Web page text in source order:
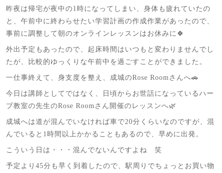
昨夜は帰宅が夜中の1時になってしまい、身体も疲れていたの
と、午前中に終わらせたい学習計画の作成作業があったので、
事前に調整して朝のオンラインレッスンはお休みに🍀
外出予定もあったので、起床時間はいつもと変わりませんでし
たが、比較的ゆっくりな午前中を過ごすことができました。
一仕事終えて、身支度を整え、成城のRose Roomさんへ🚗
今日は講師としてではなく、日頃からお世話になっているハー
ブ教室の先生のRose Roomさん開催のレッスンへ🌿
成城へは道が混んでいなければ車で20分くらいなのですが、混
んでいると1時間以上かかることもあるので、早めに出発。
こういう日は・・・混んでないんですよね 笑
予定より45分も早く到着したので、駅周りでちょっとお買い物